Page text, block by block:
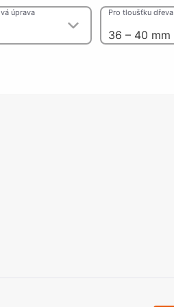
nohy, Nábytkové nohy a
kluzáky a kolečka
úprava
36 – 40 mm
Pro tloušťku dřeva